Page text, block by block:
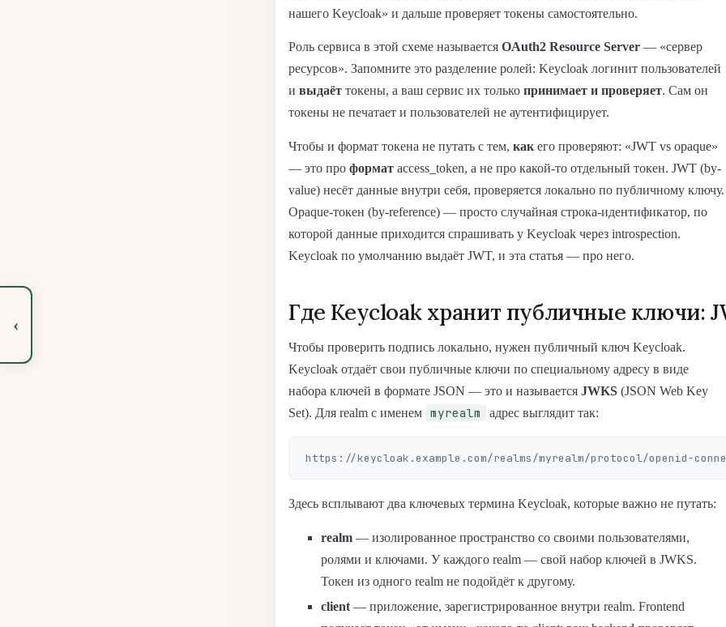
‹
нашего Keycloak» и дальше проверяет токены самостоятельно.
Роль сервиса в этой схеме называется OAuth2 Resource Server — «сервер
ресурсов». Запомните это разделение ролей: Keycloak логинит пользователей
и выдаёт токены, а ваш сервис их только принимает и проверяет. Сам он
токены не печатает и пользователей не аутентифицирует.
Чтобы и формат токена не путать с тем, как его проверяют: «JWT vs opaque»
— это про формат access_token, а не про какой-то отдельный токен. JWT (by-
value) несёт данные внутри себя, проверяется локально по публичному ключу.
Opaque-токен (by-reference) — просто случайная строка-идентификатор, по
которой данные приходится спрашивать у Keycloak через introspection.
Keycloak по умолчанию выдаёт JWT, и эта статья — про него.
Где Keycloak хранит публичные ключи:
Чтобы проверить подпись локально, нужен публичный ключ Keycloak.
Keycloak отдаёт свои публичные ключи по специальному адресу в виде
набора ключей в формате JSON — это и называется JWKS (JSON Web Key
Set). Для realm с именем myrealm адрес выглядит так:
Здесь всплывают два ключевых термина Keycloak, которые важно не путать:
realm — изолированное пространство со своими пользователями,
ролями и ключами. У каждого realm — свой набор ключей в JWKS.
Токен из одного realm не подойдёт к другому.
client— приложение, зарегистрированное внутри realm. Frontend